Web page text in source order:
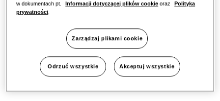
w dokumentach pt.
Informacji dotyczącej plików cookie oraz
Polityka
prywatności
Zarządzaj plikami cookie
Odrzuć wszystkie Akceptuj wszystkie